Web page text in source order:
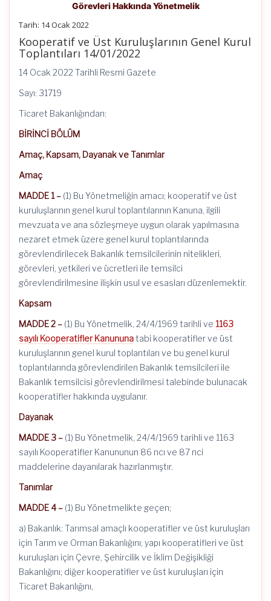
Görevleri Hakkında Yönetmelik
Tarih: 14 Ocak 2022
Kooperatif ve Üst Kuruluşlarının Genel Kurul
Toplantıları 14/01/2022
14 Ocak 2022 Tarihli Resmi Gazete
Sayı: 31719
Ticaret Bakanlığından:
BİRİNCİ BÖLÜM
Amaç, Kapsam, Dayanak ve Tanımlar
Amaç
MADDE 1 – (1) Bu Yönetmeliğin amacı; kooperatif ve üst
kuruluşlarının genel kurul toplantılarının Kanuna, ilgili
mevzuata ve ana sözleşmeye uygun olarak yapılmasına
nezaret etmek üzere genel kurul toplantılarında
görevlendirilecek Bakanlık temsilcilerinin nitelikleri,
görevleri, yetkileri ve ücretleri ile temsilci
görevlendirilmesine ilişkin usul ve esasları düzenlemektir.
Kapsam
MADDE 2 – (1) Bu Yönetmelik, 24/4/1969 tarihli ve 1163
sayılı Kooperatifler Kanununatabi kooperatifler ve üst
kuruluşlarının genel kurul toplantıları ve bu genel kurul
toplantılarında görevlendirilen Bakanlık temsilcileri ile
Bakanlık temsilcisi görevlendirilmesi talebinde bulunacak
kooperatifler hakkında uygulanır.
Dayanak
MADDE 3 – (1) Bu Yönetmelik, 24/4/1969 tarihli ve 1163
sayılı Kooperatifler Kanununun 86 ncı ve 87 nci
maddelerine dayanılarak hazırlanmıştır.
Tanımlar
MADDE 4 – (1) Bu Yönetmelikte geçen;
a) Bakanlık: Tarımsal amaçlı kooperatifler ve üst kuruluşları
için Tarım ve Orman Bakanlığını; yapı kooperatifleri ve üst
kuruluşları için Çevre, Şehircilik ve İklim Değişikliği
Bakanlığını; diğer kooperatifler ve üst kuruluşları için
Ticaret Bakanlığını,